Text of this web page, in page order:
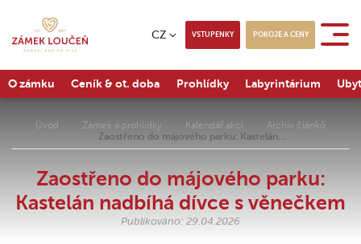
CZ VSTUPENKY POKOJE A CENY
O zámku Ceník & ot. doba Prohlídky Labyrintárium
Úvod Zámek a prohlídky Kalendář akcí
Archiv článků
Zaostřeno do májového parku: Kastelán…
Zaostřeno do májového parku:
Kastelán nadbíhá dívce s věnečkem
Publikováno: 29.04.2026